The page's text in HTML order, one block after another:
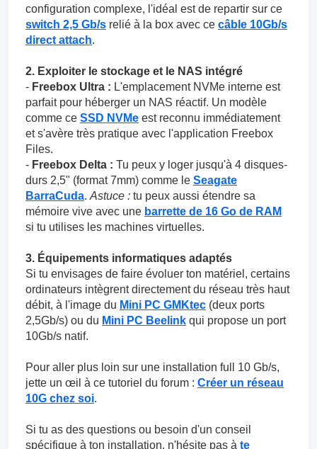
configuration complexe, l'idéal est de repartir sur ce
switch 2,5 Gb/s relié à la box avec ce câble 10Gb/s
direct attach.
2. Exploiter le stockage et le NAS intégré
- Freebox Ultra : L'emplacement NVMe interne est
parfait pour héberger un NAS réactif. Un modèle
comme ce SSD NVMe est reconnu immédiatement
et s'avère très pratique avec l'application Freebox
Files.
- Freebox Delta : Tu peux y loger jusqu'à 4 disques-
durs 2,5" (format 7mm) comme le Seagate
BarraCuda. Astuce : tu peux aussi étendre sa
mémoire vive avec une barrette de 16 Go de RAM
si tu utilises les machines virtuelles.
3. Équipements informatiques adaptés
Si tu envisages de faire évoluer ton matériel, certains
ordinateurs intègrent directement du réseau très haut
débit, à l'image du Mini PC GMKtec (deux ports
2,5Gb/s) ou du Mini PC Beelink qui propose un port
10Gb/s natif.
Pour aller plus loin sur une installation full 10 Gb/s,
jette un œil à ce tutoriel du forum : Créer un réseau
10G chez soi.
Si tu as des questions ou besoin d'un conseil
spécifique à ton installation, n'hésite pas à te